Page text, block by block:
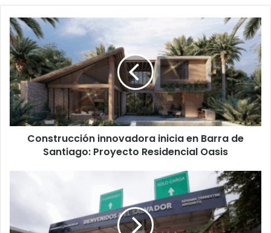
Construcción
innovadora
inicia
en
Barra
de
Santiago:
Proyecto
Residencial
OasisConstrucción innovadora inicia en Barra de
Santiago: Proyecto Residencial Oasis
comercio